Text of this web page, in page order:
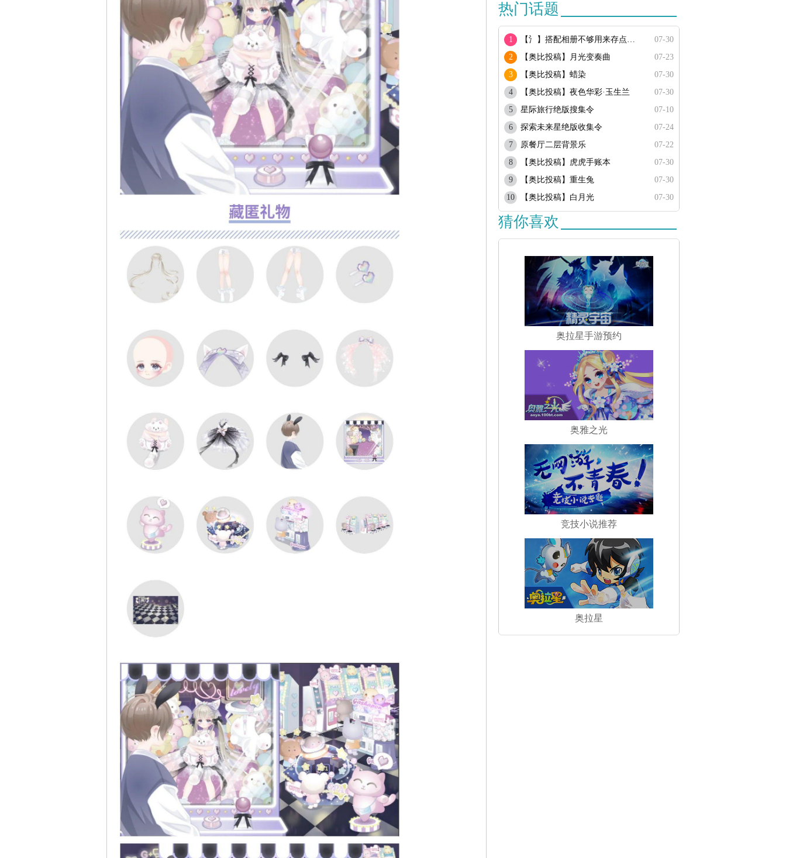
热门话题
1 【氵】搭配相册不够用来存点搭配
07-30
2
【奥比投稿】月光变奏曲
07-23
3
【奥比投稿】蜡染
07-30
4
【奥比投稿】夜色华彩·玉生兰
07-30
5
星际旅行绝版搜集令
07-10
6
探索未来星绝版收集令
07-24
7
原餐厅二层背景乐
07-22
8
【奥比投稿】虎虎手账本
07-30
9
【奥比投稿】重生兔
07-30
10
【奥比投稿】白月光 07-30
猜你喜欢
奥拉星手游预约
奥雅之光
竞技小说推荐
奥拉星